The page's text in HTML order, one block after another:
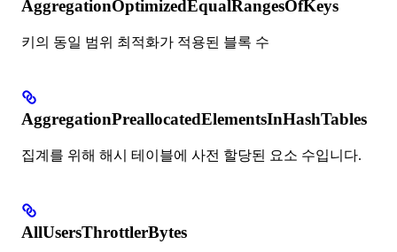
AggregationOptimizedEqualRangesOfKeys
키의 동일 범위 최적화가 적용된 블록 수
AggregationPreallocatedElementsInHashTables
집계를 위해 해시 테이블에 사전 할당된 요소 수입니다.
AllUsersThrottlerBytes